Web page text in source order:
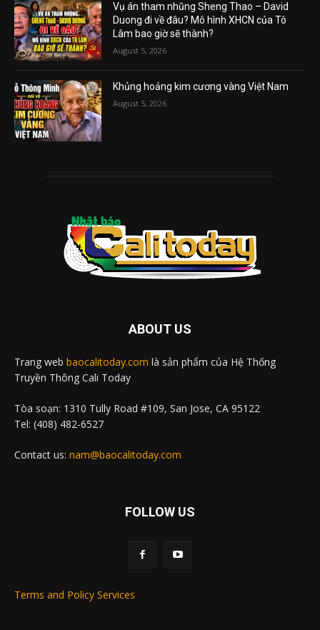
Vụ án tham nhũng Sheng Thao – David
Duong đi về đâu? Mô hình XHCN của Tô
Lâm bao giờ sẽ thành?
August 5, 2026
Khủng hoảng kim cương vàng Việt Nam
August 5, 2026
ABOUT US
Trang web baocalitoday.com là sản phẩm của Hệ Thống
Truyền Thông Cali Today
Tòa soạn: 1310 Tully Road #109, San Jose, CA 95122
Tel: (408) 482-6527
Contact us: nam@baocalitoday.com
FOLLOW US
Terms and Policy Services